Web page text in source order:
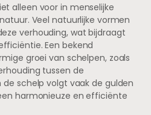
alleen voor in menselijke
Veel natuurlijke vormen
verhouding, wat bijdraagt
Een bekend
groei van schelpen, zoals
tussen de
schelp volgt vaak de gulden
harmonieuze en efficiënte